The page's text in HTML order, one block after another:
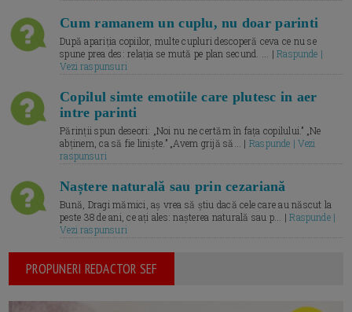
Cum ramanem un cuplu, nu doar parinti
După apariția copiilor, multe cupluri descoperă ceva ce nu se
spune prea des: relația se mută pe plan secund. ... |Raspunde |
Vezi raspunsuri
Copilul simte emotiile care plutesc in aer
intre parinti
Părinții spun deseori: „Noi nu ne certăm în fața copilului.” „Ne
abținem, ca să fie liniște.” „Avem grijă să... | Raspunde | Vezi
raspunsuri
Naștere naturală sau prin cezariană
Bună, Dragi mămici, aș vrea să știu dacă cele care au născut la
peste 38 de ani, ce ați ales: nașterea naturală sau p... |Raspunde |
Vezi raspunsuri
PROPUNERI REDACTOR SEF